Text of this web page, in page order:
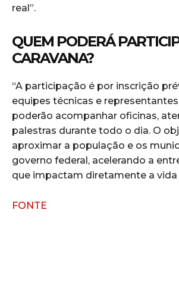
real”.
QUEM PODERÁ
CARAVANA?
“A participação é por inscrição
equipes técnicas e
poderão acompanhar oficinas,
palestras durante todo o dia. O
aproximar a população e os
governo federal, acelerando a
que impactam diretamente a vida
FONTE